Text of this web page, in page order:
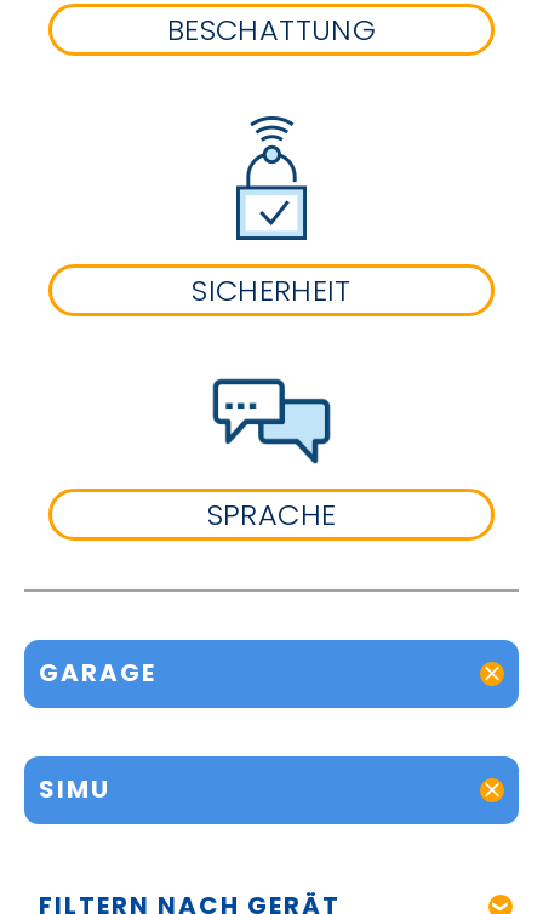
BESCHATTUNG
SICHERHEIT
SPRACHE
GARAGE
SIMU
FILTERN NACH GERÄT